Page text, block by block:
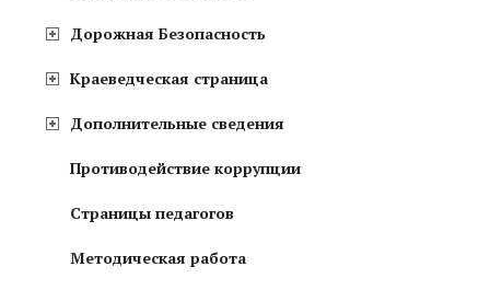
Дорожная Безопасность
Краеведческая страница
Дополнительные сведения
Противодействие коррупции
Страницы педагогов
Методическая работа